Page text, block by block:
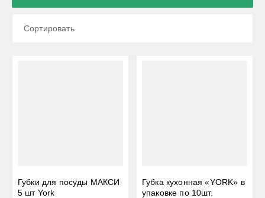
Сортировать
Губки для посуды МАКСИ
5 шт York
Губка кухонная «YORK» в
упаковке по 10шт.